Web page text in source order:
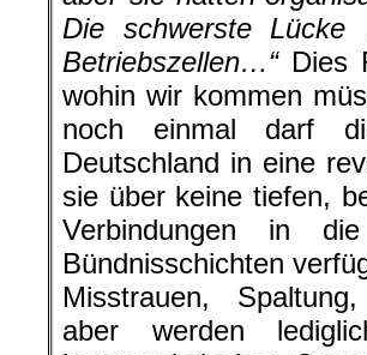
Die schwerste
Betriebszellen…“Dies
wohin wir kommen
noch einmal darf
Deutschland in eine
sie über keine tiefen,
Verbindungen in
Bündnisschichten
Misstrauen,
aber werden